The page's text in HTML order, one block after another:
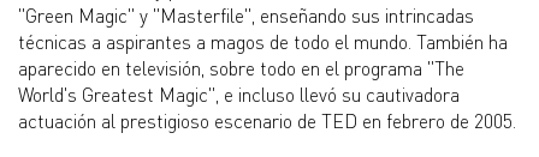
"Green Magic" y "Masterfile", enseñando sus intrincadas
técnicas a aspirantes a magos de todo el mundo. También ha
aparecido en televisión, sobre todo en el programa "The
World's Greatest Magic", e incluso llevó su cautivadora
actuación al prestigioso escenario de TED en febrero de 2005.